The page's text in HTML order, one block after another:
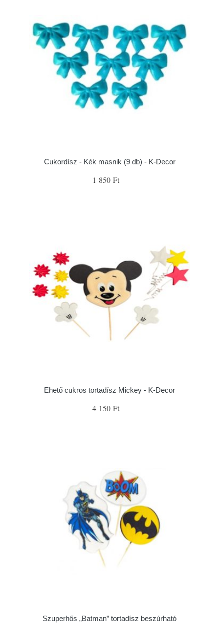
Cukordísz - Kék masnik (9 db) - K-Decor
1 850 Ft
Ehető cukros tortadísz Mickey - K-Decor
4 150 Ft
Szuperhős „Batman” tortadísz beszúrható